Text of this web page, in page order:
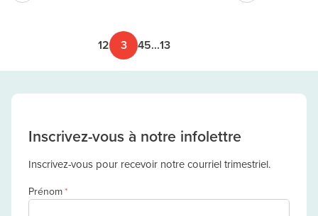
12 3 45...13
Inscrivez-vous à notre infolettre
Inscrivez-vous pour recevoir notre courriel trimestriel.
Prénom*